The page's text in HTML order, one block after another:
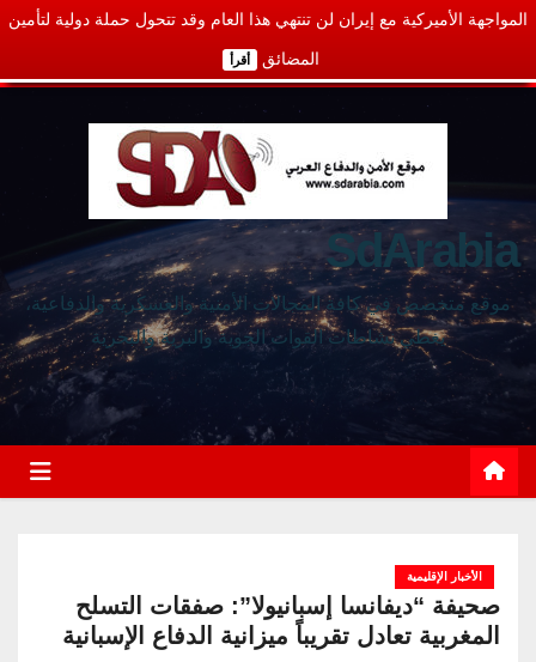
المواجهة الأميركية مع إيران لن تنتهي هذا العام وقد تتحول حملة دولية لتأمين
المضائق أقرأ
SdArabia
موقع متخصص في كافة المجالات الأمنية والعسكرية والدفاعية،
يغطي نشاطات القوات الجوية والبرية والبحرية
الأخبار الإقليمية
صحيفة “ديفانسا إسبانيولا”: صفقات التسلح
المغربية تعادل تقريباً ميزانية الدفاع الإسبانية